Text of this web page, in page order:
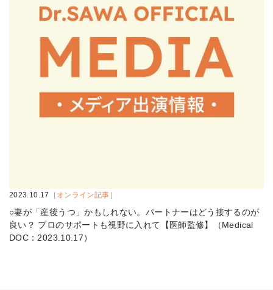
2023.10.17 ［オンライン記事］
○妻が「産後うつ」かもしれない。パートナーはどう接するのが
良い？ プロのサポートも視野に入れて【医師監修】（Medical
DOC：2023.10.17）